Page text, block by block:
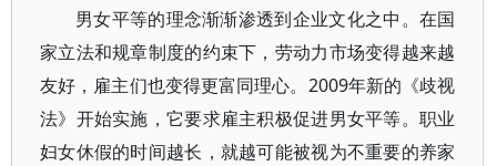
男女平等的理念渐渐渗透到企业文化之中。在国
家立法和规章制度的约束下，劳动力市场变得越来越
友好，雇主们也变得更富同理心。2009年新的《歧视
法》开始实施，它要求雇主积极促进男女平等。职业
妇女休假的时间越长，就越可能被视为不重要的养家